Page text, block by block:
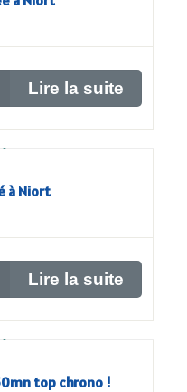
Lire la suite
à Niort
Lire la suite
top chrono !